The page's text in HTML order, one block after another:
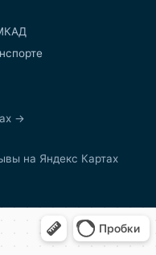
→
на Яндекс Картах